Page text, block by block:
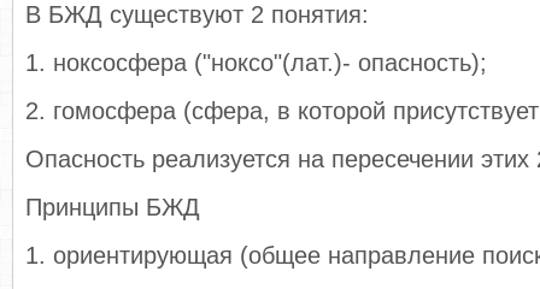
В БЖД существуют 2 понятия:
1. ноксосфера ("ноксо"(лат.)- опасность);
2. гомосфера (сфера, в которой
Опасность реализуется на пересечении
Принципы БЖД
1. ориентирующая (общее направление